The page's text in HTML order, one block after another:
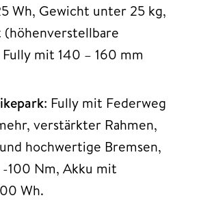
Wh, Gewicht unter 25 kg,
mit 140 – 160 mm
: Fully mit Federweg
verstärkter Rahmen,
hochwertige Bremsen,
100 Nm, Akku mit
Wh.